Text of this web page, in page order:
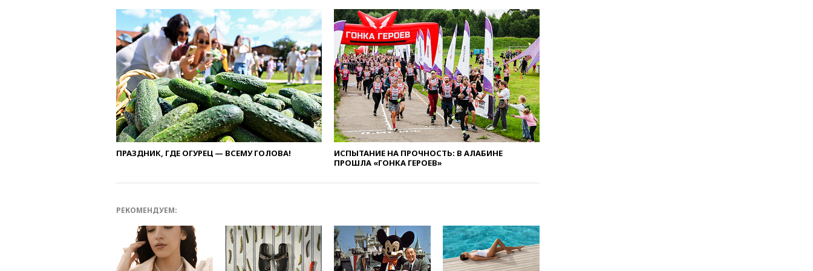
раздавать питьевую воду
бесплатно
10:41 Бывшая глава брокера
Mind Money Юлия Хандошко
признала свою вину
10:41Пашинян: Армения
понимает невозможность
одновременного членства в
ЕС и ЕАЭС
10:21ФСБ задержала более
20 сотрудников пунктов
обмена криптовалюты в
«Москве-Сити»
10:13Минтранс предлагает
09:56
Хакеры нашли
документы об ударах ВСУ по
нефтяным терминалам в
России
ПРАЗДНИК, ГДЕ ОГУРЕЦ — ВСЕМУ ГОЛОВА!
ИСПЫТАНИЕ НА ПРОЧНОСТЬ: В АЛАБИНЕ
ПРОШЛА «ГОНКА ГЕРОЕВ»
РЕКОМЕНДУЕМ: